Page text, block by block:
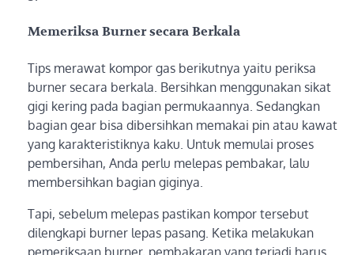
Memeriksa Burner secara Berkala
Tips merawat kompor gas berikutnya yaitu periksa
burner secara berkala. Bersihkan menggunakan sikat
gigi kering pada bagian permukaannya. Sedangkan
bagian gear bisa dibersihkan memakai pin atau kawat
yang karakteristiknya kaku. Untuk memulai proses
pembersihan, Anda perlu melepas pembakar, lalu
membersihkan bagian giginya.
Tapi, sebelum melepas pastikan kompor tersebut
dilengkapi burner lepas pasang. Ketika melakukan
pemeriksaan burner, pembakaran yang terjadi harus